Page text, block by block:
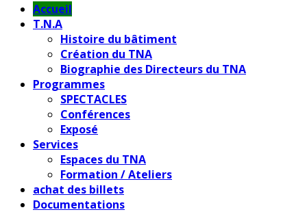
Accueil
T.N.A
Histoire du bâtiment
Création du TNA
Biographie des Directeurs du TNA
Programmes
SPECTACLES
Conférences
Exposé
Services
Espaces du TNA
Formation / Ateliers
achat des billets
Documentations